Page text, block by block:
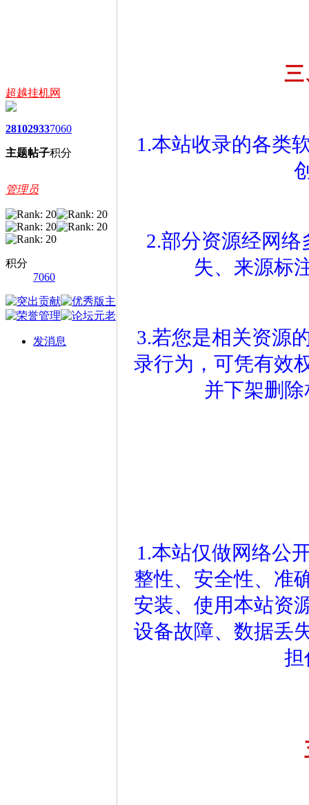
超越挂机网
2810
主题
2933
帖子
7060
积分
管理员
积分
7060
发消息
三
1.本站收录的各类
2.部分资源经网
失、来源标
3.若您是相关资源
录行为，可凭有效
并下架删
1.本站仅做网络公
整性、安全性、准
安装、使用本站资
设备故障、数据丢
担